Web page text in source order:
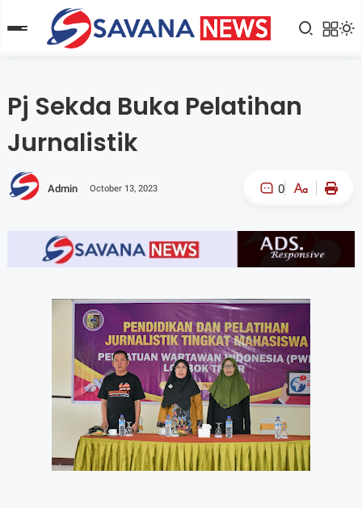
Pj Sekda Buka Pelatihan
Jurnalistik
Admin October 13, 2023 0
A- A+